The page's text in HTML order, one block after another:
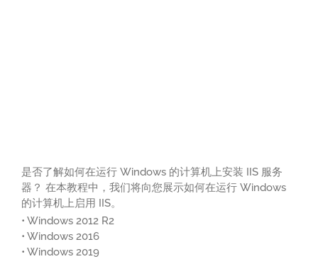
是否了解如何在运行 Windows 的计算机上安装 IIS 服务
器？ 在本教程中，我们将向您展示如何在运行 Windows
的计算机上启用 IIS。
• Windows 2012 R2
• Windows 2016
• Windows 2019